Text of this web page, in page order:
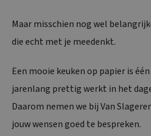
Maar misschien nog wel
die echt met je meedenkt.
Een mooie keuken op papier is
jarenlang prettig werkt in het
Daarom nemen we bij Van
jouw wensen goed te bespreken.